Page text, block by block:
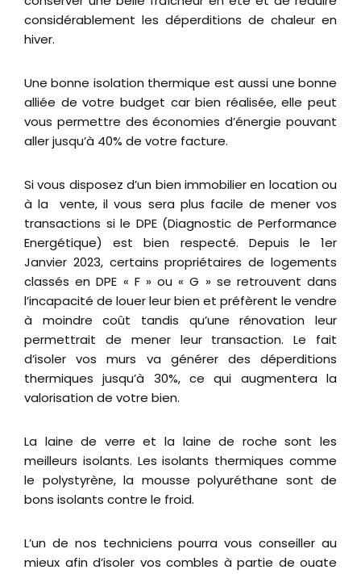
considérablement les déperditions de chaleur en
hiver.
Une bonne isolation thermique est aussi une bonne
alliée de votre budget car bien réalisée, elle peut
vous permettre des économies d’énergie pouvant
aller jusqu’à 40% de votre facture.
Si vous disposez d’un bien immobilier en location ou
à la vente, il vous sera plus facile de mener vos
transactions si le DPE (Diagnostic de Performance
Energétique) est bien respecté. Depuis le 1er
Janvier 2023, certains propriétaires de logements
classés en DPE « F » ou « G » se retrouvent dans
l’incapacité de louer leur bien et préfèrent le vendre
à moindre coût tandis qu’une rénovation leur
permettrait de mener leur transaction. Le fait
d’isoler vos murs va générer des déperditions
thermiques jusqu’à 30%, ce qui augmentera la
valorisation de votre bien.
La laine de verre et la laine de roche sont les
meilleurs isolants. Les isolants thermiques comme
le polystyrène, la mousse polyuréthane sont de
bons isolants contre le froid.
L’un de nos techniciens pourra vous conseiller au
mieux afin d’isoler vos combles à partie de ouate